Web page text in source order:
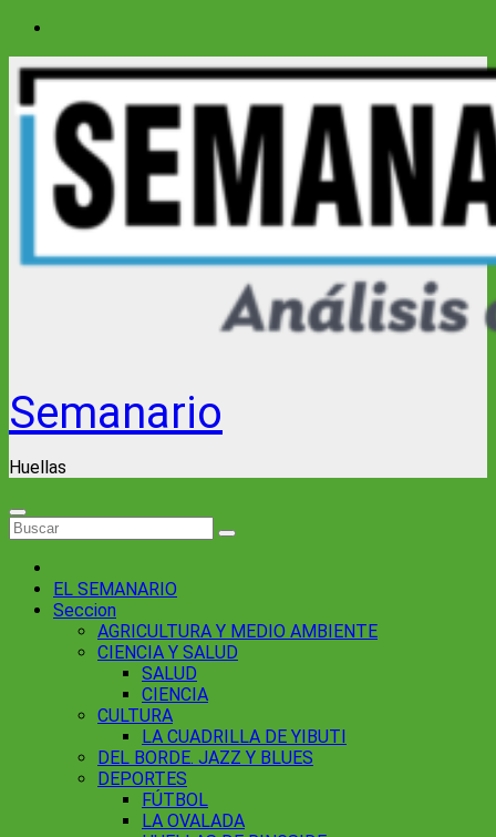
Saltar
contenido
Semanario
Huellas
EL SEMANARIO
Seccion
AGRICULTURA Y MEDIO AMBIENTE
CIENCIA Y SALUD
SALUD
CIENCIA
CULTURA
LA CUADRILLA DE YIBUTI
DEL BORDE. JAZZ Y BLUES
DEPORTES
FÚTBOL
LA OVALADA